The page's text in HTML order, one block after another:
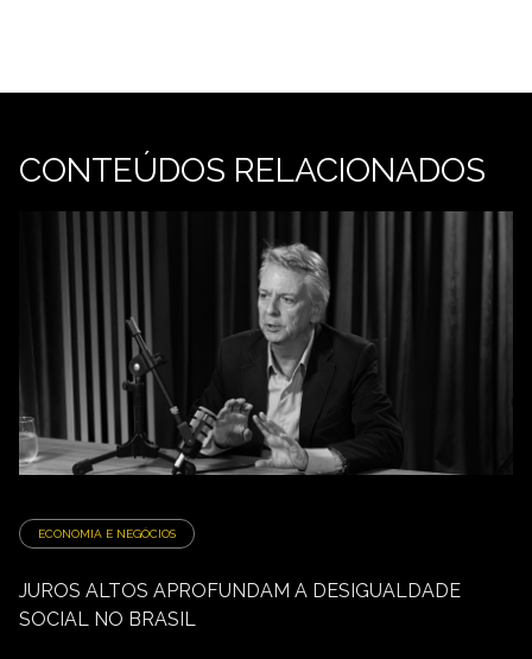
CONTEÚDOS RELACIONADOS
ECONOMIA E NEGÓCIOS
JUROS ALTOS APROFUNDAM A DESIGUALDADE
SOCIAL NO BRASIL